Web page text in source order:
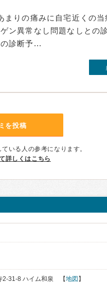
りの痛みに自宅近くの当
ン異常なし問題なしとの
診断予...
を投稿
いる人の参考になります。
詳しくはこちら
2-31-8 ハイム和泉 【地図 】